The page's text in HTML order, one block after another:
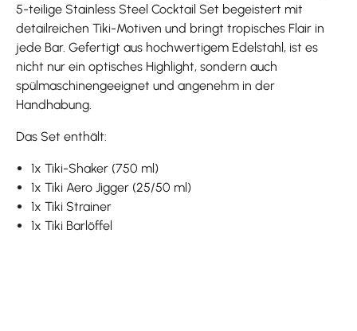
5-teilige Stainless Steel Cocktail Set begeistert mit
detailreichen Tiki-Motiven und bringt tropisches Flair in
jede Bar. Gefertigt aus hochwertigem Edelstahl, ist es
nicht nur ein optisches Highlight, sondern auch
spülmaschinengeeignet und angenehm in der
Handhabung.
Das Set enthält:
1x Tiki-Shaker (750 ml)
1x Tiki Aero Jigger (25/50 ml)
1x Tiki Strainer
1x Tiki Barlöffel